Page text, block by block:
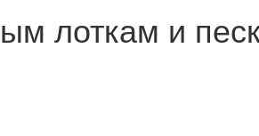
лоткам и